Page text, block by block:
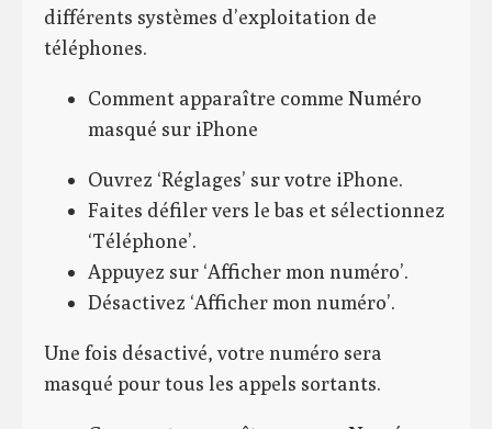
différents systèmes d’exploitation de
téléphones.
Comment apparaître comme Numéro
masqué sur iPhone
Ouvrez ‘Réglages’ sur votre iPhone.
Faites défiler vers le bas et sélectionnez
‘Téléphone’.
Appuyez sur ‘Afficher mon numéro’.
Désactivez ‘Afficher mon numéro’.
Une fois désactivé, votre numéro sera
masqué pour tous les appels sortants.